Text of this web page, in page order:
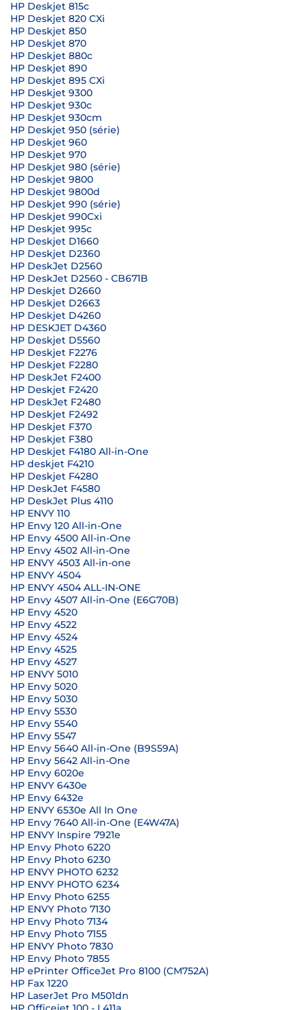
HP Deskjet 815c
HP Deskjet 820 CXi
HP Deskjet 850
HP Deskjet 870
HP Deskjet 880c
HP Deskjet 890
HP Deskjet 895 CXi
HP Deskjet 9300
HP Deskjet 930c
HP Deskjet 930cm
HP Deskjet 950 (série)
HP Deskjet 960
HP Deskjet 970
HP Deskjet 980 (série)
HP Deskjet 9800
HP Deskjet 9800d
HP Deskjet 990 (série)
HP Deskjet 990Cxi
HP Deskjet 995c
HP Deskjet D1660
HP Deskjet D2360
HP DeskJet D2560
HP DeskJet D2560 - CB671B
HP Deskjet D2660
HP Deskjet D2663
HP Deskjet D4260
HP DESKJET D4360
HP Deskjet D5560
HP Deskjet F2276
HP Deskjet F2280
HP DeskJet F2400
HP Deskjet F2420
HP DeskJet F2480
HP Deskjet F2492
HP Deskjet F370
HP Deskjet F380
HP Deskjet F4180 All-in-One
HP deskjet F4210
HP Deskjet F4280
HP DeskJet F4580
HP DeskJet Plus 4110
HP ENVY 110
HP Envy 120 All-in-One
HP Envy 4500 All-in-One
HP Envy 4502 All-in-One
HP ENVY 4503 All-in-one
HP ENVY 4504
HP ENVY 4504 ALL-IN-ONE
HP Envy 4507 All-in-One (E6G70B)
HP Envy 4520
HP Envy 4522
HP Envy 4524
HP Envy 4525
HP Envy 4527
HP ENVY 5010
HP Envy 5020
HP Envy 5030
HP Envy 5530
HP Envy 5540
HP Envy 5547
HP Envy 5640 All-in-One (B9S59A)
HP Envy 5642 All-in-One
HP Envy 6020e
HP ENVY 6430e
HP Envy 6432e
HP ENVY 6530e All In One
HP Envy 7640 All-in-One (E4W47A)
HP ENVY Inspire 7921e
HP Envy Photo 6220
HP Envy Photo 6230
HP ENVY PHOTO 6232
HP ENVY PHOTO 6234
HP Envy Photo 6255
HP ENVY Photo 7130
HP Envy Photo 7134
HP Envy Photo 7155
HP ENVY Photo 7830
HP Envy Photo 7855
HP ePrinter OfficeJet Pro 8100 (CM752A)
HP Fax 1220
HP LaserJet Pro M501dn